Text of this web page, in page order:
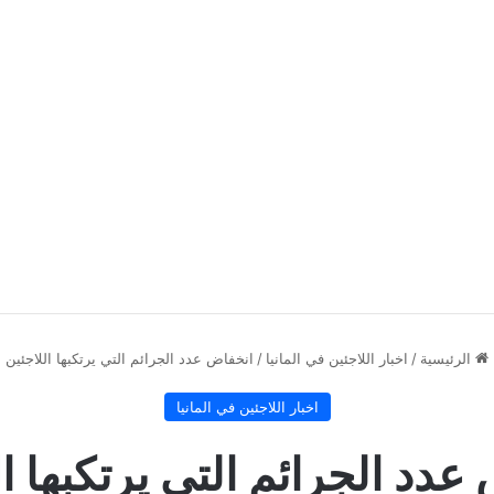
الرئيسية / اخبار اللاجئين في المانيا / انخفاض عدد الجرائم التي يرتكبها اللاجئين
اخبار اللاجئين في المانيا
الجرائم التي يرتكبها